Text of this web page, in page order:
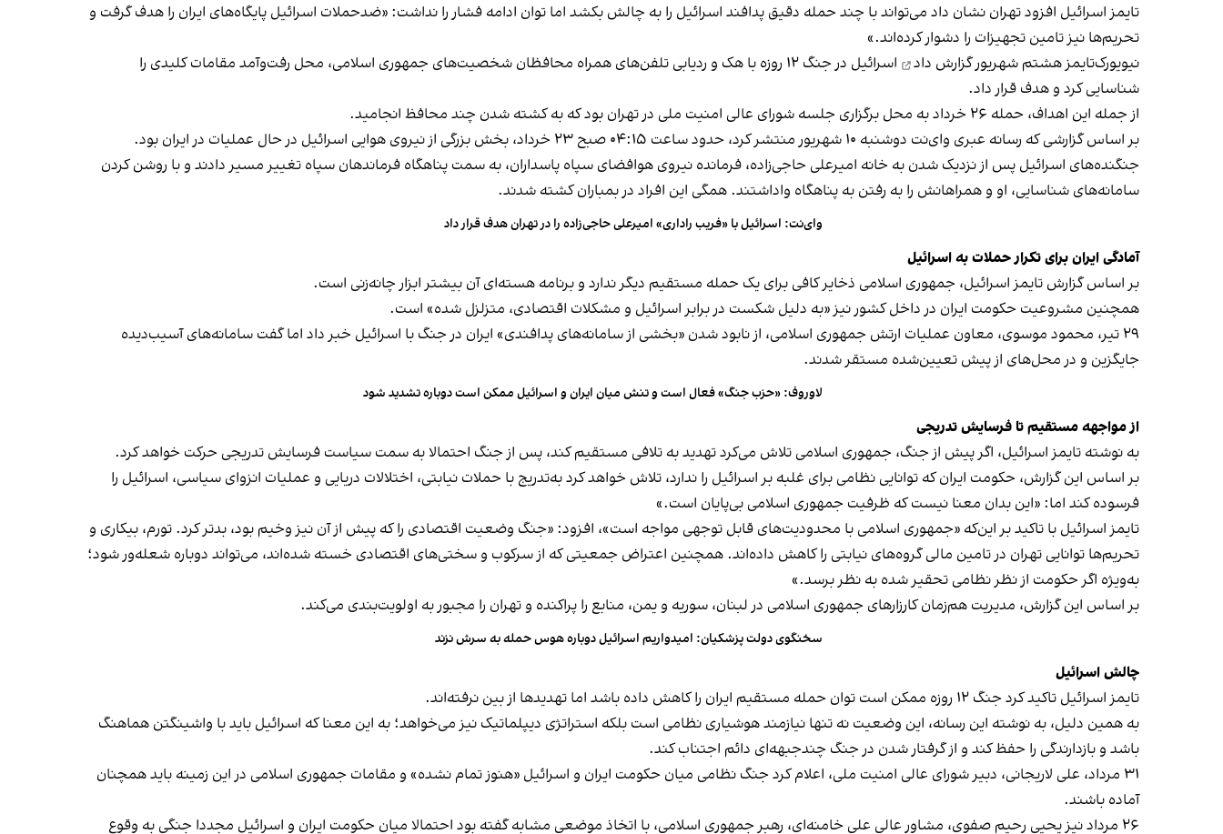
تایمز اسرائیل افزود تهران نشان داد می‌تواند با چند حمله دقیق پدافند اسرائیل را به چالش بکشد اما توان ادامه فشار را نداشت: «ضدحملات اسرائیل پایگاه‌های ایران را هدف گرفت و
تحریم‌ها نیز تامین تجهیزات را دشوار کرده‌اند.»
نیویورک‌تایمز هشتم شهریورگزارش داد
اسرائیل در جنگ ۱۲ روزه با هک و ردیابی تلفن‌های همراه محافظان شخصیت‌های جمهوری اسلامی، محل رفت‌وآمد مقامات کلیدی را
شناسایی کرد و هدف قرار داد.
از جمله این اهداف، حمله ۲۶ خرداد به محل برگزاری جلسه شورای عالی امنیت ملی در تهران بود که به کشته شدن چند محافظ انجامید.
بر اساس گزارشی که رسانه عبری وای‌نت دوشنبه ۱۰ شهریور منتشر کرد، حدود ساعت ۰۴:۱۵ صبح ۲۳ خرداد، بخش بزرگی از نیروی هوایی اسرائیل در حال عملیات در ایران بود.
جنگنده‌های اسرائیل پس از نزدیک شدن به خانه امیرعلی حاجی‌زاده، فرمانده نیروی هوافضای سپاه پاسداران، به سمت پناهگاه فرماندهان سپاه تغییر مسیر دادند و با روشن کردن
سامانه‌های شناسایی، او و همراهانش را به رفتن به پناهگاه واداشتند. همگی این افراد در بمباران کشته شدند.
وای‌نت: اسرائیل با «فریب راداری» امیرعلی حاجی‌زاده را در تهران هدف قرار داد
آمادگی ایران برای تکرار حملات به اسرائیل
بر اساس گزارش تایمز اسرائیل، جمهوری اسلامی ذخایر کافی برای یک حمله مستقیم دیگر ندارد و برنامه هسته‌ای آن بیشتر ابزار چانه‌زنی است.
همچنین مشروعیت حکومت ایران در داخل کشور نیز «به دلیل شکست در برابر اسرائیل و مشکلات اقتصادی، متزلزل شده» است.
۲۹ تیر، محمود موسوی، معاون عملیات ارتش جمهوری اسلامی، از نابود شدن «بخشی از سامانه‌های پدافندی» ایران در جنگ با اسرائیل خبر داد اما گفت سامانه‌های آسیب‌دیده
جایگزین و در محل‌های از پیش تعیین‌شده مستقر شدند.
لاوروف: «حزب جنگ» فعال است و تنش میان ایران و اسرائیل ممکن است دوباره تشدید شود
از مواجهه مستقیم تا فرسایش تدریجی
به نوشته تایمز اسرائیل، اگر پیش از جنگ، جمهوری اسلامی تلاش می‌کرد تهدید به تلافی مستقیم کند، پس از جنگ احتمالا به سمت سیاست فرسایش تدریجی حرکت خواهد کرد.
بر اساس این گزارش، حکومت ایران که توانایی نظامی برای غلبه بر اسرائیل را ندارد، تلاش خواهد کرد به‌تدریج با حملات نیابتی، اختلالات دریایی و عملیات انزوای سیاسی، اسرائیل را
فرسوده کند اما: «این بدان معنا نیست که ظرفیت جمهوری اسلامی بی‌پایان است.»
تایمز اسرائیل با تاکید بر این‌که «جمهوری اسلامی با محدودیت‌های قابل‌ توجهی مواجه است»، افزود: «جنگ وضعیت اقتصادی را که پیش از آن نیز وخیم بود، بدتر کرد. تورم، بیکاری و
تحریم‌ها توانایی تهران در تامین مالی گروه‌های نیابتی را کاهش داده‌اند. همچنین اعتراض جمعیتی که از سرکوب و سختی‌های اقتصادی خسته شده‌اند، می‌تواند دوباره شعله‌ور شود؛
به‌ویژه اگر حکومت از نظر نظامی تحقیر شده به نظر برسد.»
بر اساس این گزارش، مدیریت هم‌زمان کارزارهای جمهوری اسلامی در لبنان، سوریه و یمن، منابع را پراکنده و تهران را مجبور به اولویت‌بندی می‌کند.
سخنگوی دولت پزشکیان: امیدواریم اسرائیل دوباره هوس حمله به سرش نزند
چالش اسرائیل
تایمز اسرائیل تاکید کرد جنگ ۱۲ روزه ممکن است توان حمله مستقیم ایران را کاهش داده باشد اما تهدیدها از بین نرفته‌اند.
به همین دلیل، به نوشته این رسانه، این وضعیت نه تنها نیازمند هوشیاری نظامی است بلکه استراتژی دیپلماتیک نیز می‌خواهد؛ به این معنا که اسرائیل باید با واشینگتن هماهنگ
باشد و بازدارندگی را حفظ کند و از گرفتار شدن در جنگ چندجبهه‌ای دائم اجتناب کند.
۳۱ مرداد، علی لاریجانی، دبیر شورای عالی امنیت ملی، اعلام کرد جنگ نظامی میان حکومت ایران و اسرائیل «هنوز تمام نشده» و مقامات جمهوری اسلامی در این زمینه باید همچنان
آماده باشند.
۲۶ مرداد نیز یحیی رحیم صفوی، مشاور عالی علی خامنه‌ای، رهبر جمهوری اسلامی، با اتخاذ موضعی مشابه گفته بود احتمالا میان حکومت ایران و اسرائیل مجددا جنگی به وقوع